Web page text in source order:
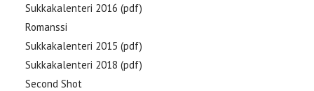
Sukkakalenteri 2016 (pdf)
Romanssi
Sukkakalenteri 2015 (pdf)
Sukkakalenteri 2018 (pdf)
Second Shot